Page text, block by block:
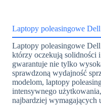
Laptopy poleasingowe Dell
Laptopy poleasingowe
którzy oczekują solidności
gwarantuje nie tylko
sprawdzoną wydajność
modelom, laptopy
intensywnego
najbardziej wymagających